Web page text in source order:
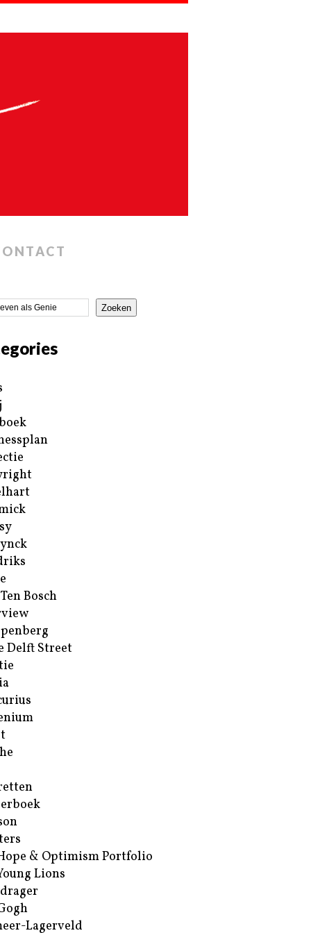
Zoeken
Bosch
Delft Street
& Optimism Portfolio
Lions
Lagerveld